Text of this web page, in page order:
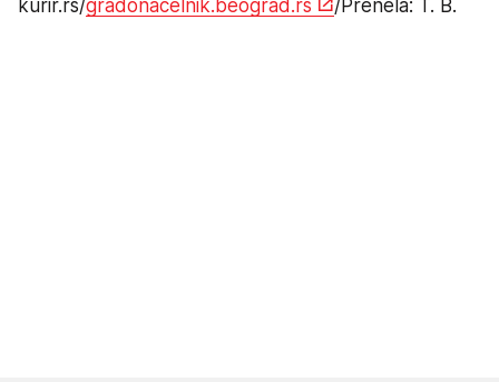
kurir.rs/gradonačelnik.beograd.rs /Prenela: T. B.